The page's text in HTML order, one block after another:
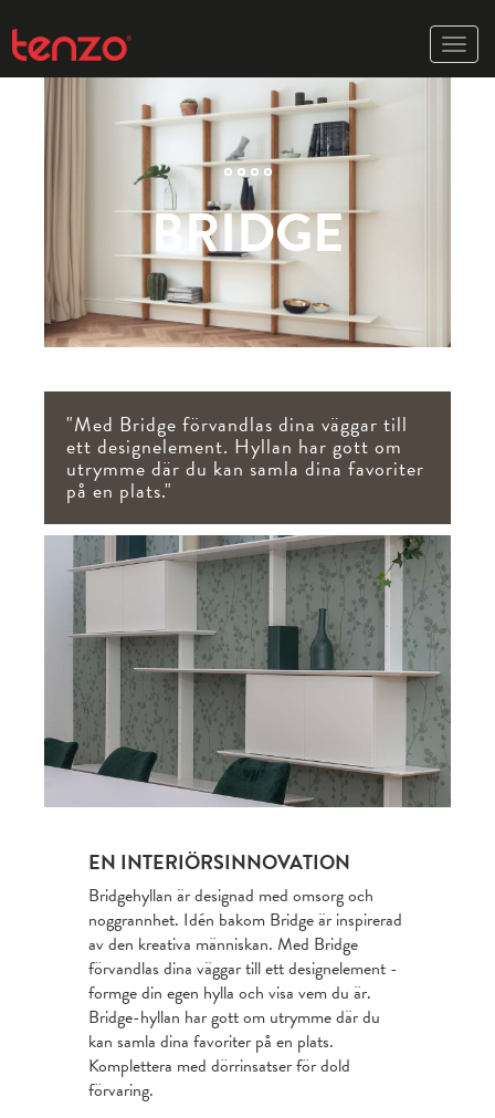
Toggle
BRIDGE
"Med Bridge förvandlas dina väggar till
ett designelement. Hyllan har gott om
utrymme där du kan samla dina favoriter
på en plats."
EN INTERIÖRSINNOVATION
Bridgehyllan är designad med omsorg och
noggrannhet. Idén bakom Bridge är inspirerad
av den kreativa människan. Med Bridge
förvandlas dina väggar till ett designelement ­-
formge din egen hylla och visa vem du är.
Bridge-hyllan har gott om utrymme där du
kan samla dina favoriter på en plats.
Komplettera med dörrinsatser för dold
förvaring.